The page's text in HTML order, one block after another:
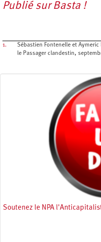
Publié sur Basta !
1.
Sébastien Fontenelle et
le Passager clandestin,
Soutenez le NPA